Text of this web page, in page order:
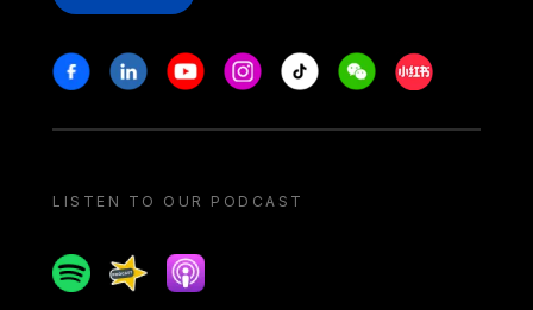
Stay in touch
FacebookLinkedinYoutubeInstagram
Tiktok WeechatXiaohongshu/
LISTEN TO OUR PODCAST
SpotifySpreakerApple podcast